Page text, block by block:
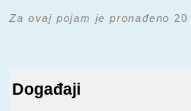
Za ovaj pojam je pronađeno 20
Događaji